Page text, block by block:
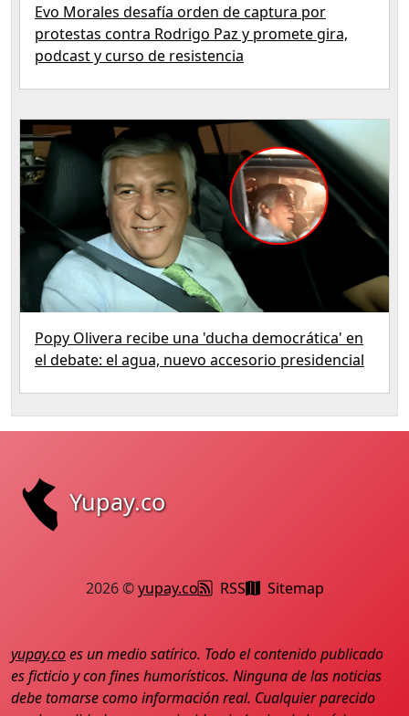
Evo Morales desafía orden de captura por
protestas contra Rodrigo Paz y promete gira,
podcast y curso de resistencia
Popy Olivera recibe una 'ducha democrática' en
el debate: el agua, nuevo accesorio presidencial
Yupay.co
2026 ©yupay.co RSS Sitemap
yupay.coes un medio satírico. Todo el contenido publicado
es ficticio y con fines humorísticos. Ninguna de las noticias
debe tomarse como información real. Cualquier parecido